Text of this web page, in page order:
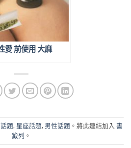
愛 前使用 大麻
題, 星座話題, 男性話題 。將此連結加入 書
籤列 。